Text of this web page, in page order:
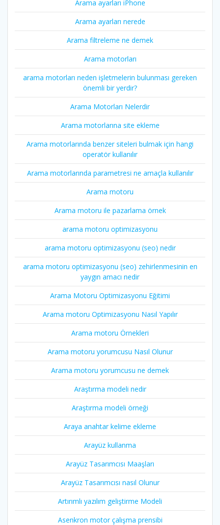
Arama ayarları iPhone
Arama ayarları nerede
Arama filtreleme ne demek
Arama motorları
arama motorları neden işletmelerin bulunması gereken
önemli bir yerdir?
Arama Motorları Nelerdir
Arama motorlarına site ekleme
Arama motorlarında benzer siteleri bulmak için hangi
operatör kullanılır
Arama motorlarında parametresi ne amaçla kullanılır
Arama motoru
Arama motoru ile pazarlama örnek
arama motoru optimizasyonu
arama motoru optimizasyonu (seo) nedir
arama motoru optimizasyonu (seo) zehirlenmesinin en
yaygın amacı nedir
Arama Motoru Optimizasyonu Eğitimi
Arama motoru Optimizasyonu Nasıl Yapılır
Arama motoru Örnekleri
Arama motoru yorumcusu Nasıl Olunur
Arama motoru yorumcusu ne demek
Araştırma modeli nedir
Araştırma modeli örneği
Araya anahtar kelime ekleme
Arayüz kullanma
Arayüz Tasarımcısı Maaşları
Arayüz Tasarımcısı nasıl Olunur
Artırımlı yazılım geliştirme Modeli
Asenkron motor çalışma prensibi